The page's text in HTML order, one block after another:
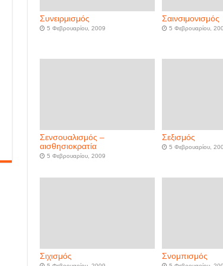
Συνειρμισμός
5 Φεβρουαρίου, 2009
Σαινσιμονισμός
5 Φεβρουαρίου,
Σενσουαλισμός –
αισθησιοκρατία
5 Φεβρουαρίου, 2009
Σεξισμός
5 Φεβρουαρίου,
Σιχισμός Σνομπισμός